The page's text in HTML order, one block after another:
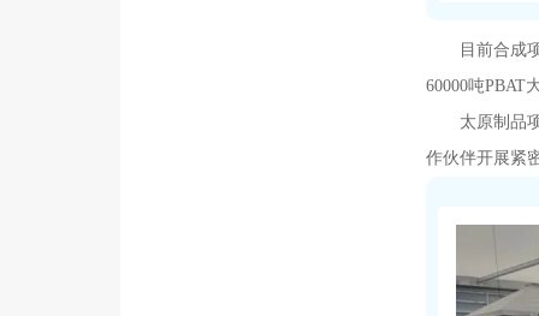
目前合成
60000吨PBAT
太原制品
作伙伴开展紧